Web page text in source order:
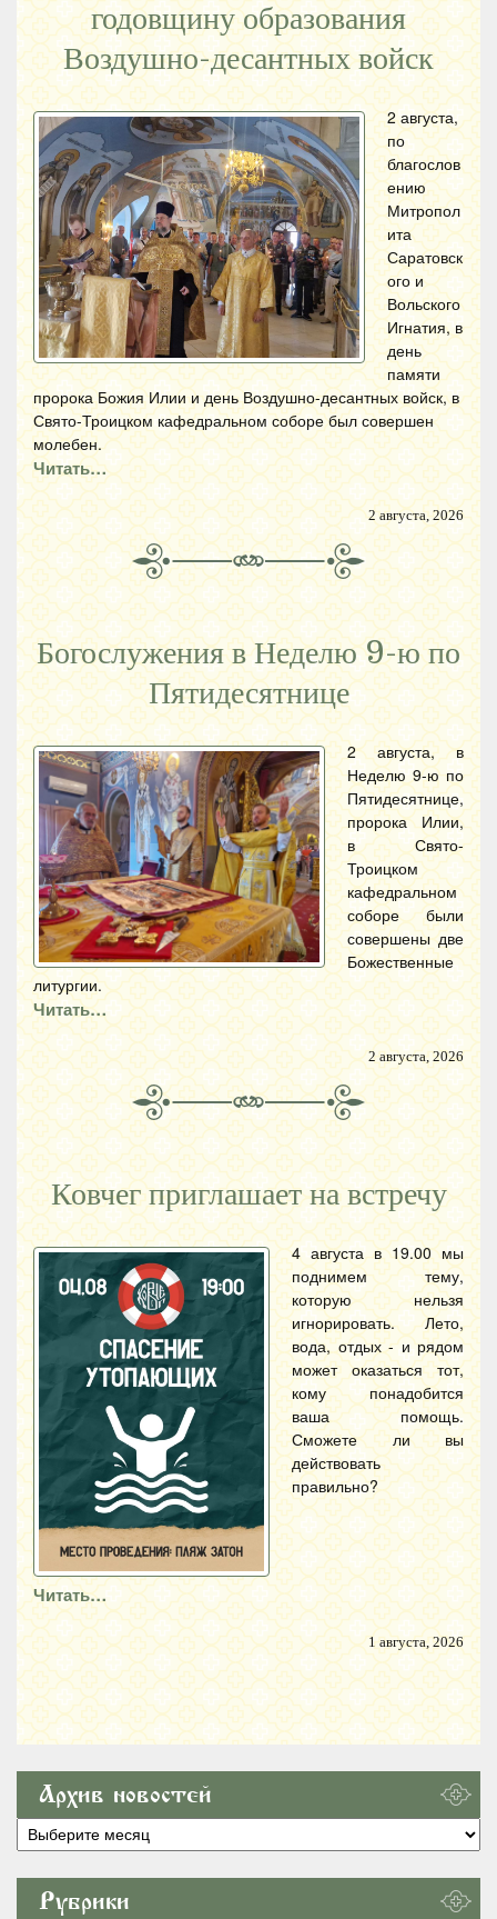
годовщину образования
Воздушно-десантных войск
2 августа,
по
благослов
ению
Митропол
ита
Саратовск
ого и
Вольского
Игнатия, в
день
памяти
пророка Божия Илии и день Воздушно-десантных войск, в
Свято-Троицком кафедральном соборе был совершен
молебен.
Читать…
2 августа, 2026
Богослужения в Неделю 9-ю по
Пятидесятнице
2 августа, в
Неделю 9-ю по
Пятидесятнице,
пророка Илии,
в Свято-
Троицком
кафедральном
соборе были
совершены две
Божественные
литургии.
Читать…
2 августа, 2026
Ковчег приглашает на встречу
4 августа в 19.00 мы
поднимем тему,
которую нельзя
игнорировать. Лето,
вода, отдых - и рядом
может оказаться тот,
кому понадобится
ваша помощь.
Сможете ли вы
действовать
правильно?
Читать…
1 августа, 2026
Архив новостей
Архив
новостей
Рубрики